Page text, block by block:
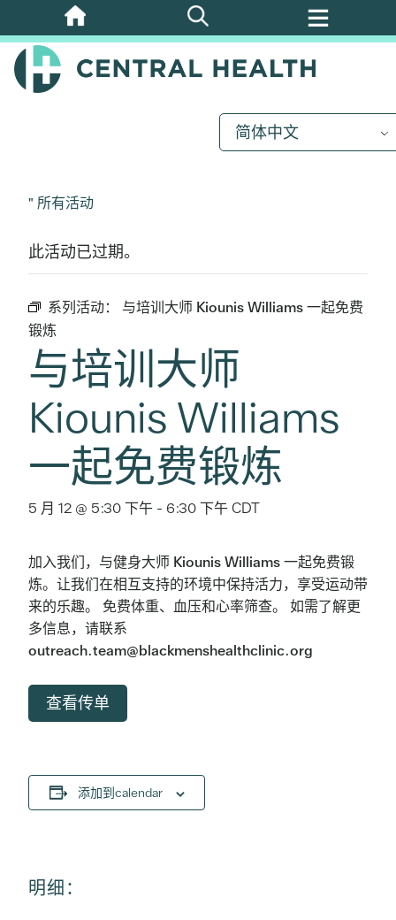
跳
至
主
简体中文
" 所有活动
此活动已过期。
系列活动： 与培训大师 Kiounis Williams 一起免费
锻炼
与培训大师
Kiounis Williams
一起免费锻炼
5 月 12 @ 5:30 下午 - 6:30 下午CDT
加入我们，与健身大师 Kiounis Williams 一起免费锻
炼。让我们在相互支持的环境中保持活力，享受运动带
来的乐趣。 免费体重、血压和心率筛查。 如需了解更
多信息，请联系
outreach.team@blackmenshealthclinic.org
查看传单
添加到calendar
明细：